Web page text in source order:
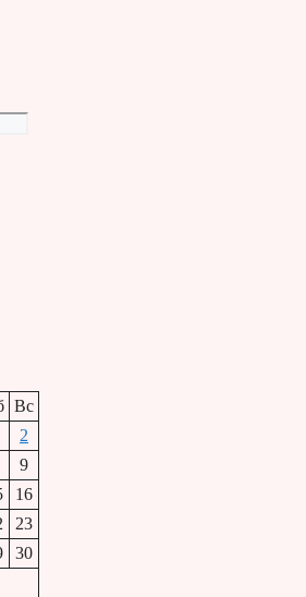
Вс
2
9
16
23
30